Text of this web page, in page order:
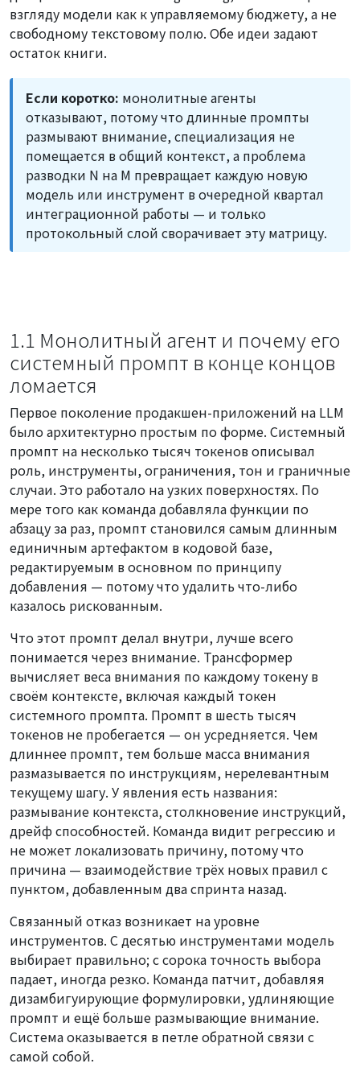
взгляду модели как к управляемому бюджету, а не
свободному текстовому полю. Обе идеи задают
остаток книги.
Если коротко: монолитные агенты
отказывают, потому что длинные промпты
размывают внимание, специализация не
помещается в общий контекст, а проблема
разводки N на M превращает каждую новую
модель или инструмент в очередной квартал
интеграционной работы — и только
протокольный слой сворачивает эту матрицу.
1.1 Монолитный агент и почему его
системный промпт в конце концов
ломается
Первое поколение продакшен-приложений на LLM
было архитектурно простым по форме. Системный
промпт на несколько тысяч токенов описывал
роль, инструменты, ограничения, тон и граничные
случаи. Это работало на узких поверхностях. По
мере того как команда добавляла функции по
абзацу за раз, промпт становился самым длинным
единичным артефактом в кодовой базе,
редактируемым в основном по принципу
добавления — потому что удалить что-либо
казалось рискованным.
Что этот промпт делал внутри, лучше всего
понимается через внимание. Трансформер
вычисляет веса внимания по каждому токену в
своём контексте, включая каждый токен
системного промпта. Промпт в шесть тысяч
токенов не пробегается — он усредняется. Чем
длиннее промпт, тем больше масса внимания
размазывается по инструкциям, нерелевантным
текущему шагу. У явления есть названия:
размывание контекста, столкновение инструкций,
дрейф способностей. Команда видит регрессию и
не может локализовать причину, потому что
причина — взаимодействие трёх новых правил с
пунктом, добавленным два спринта назад.
Связанный отказ возникает на уровне
инструментов. С десятью инструментами модель
выбирает правильно; с сорока точность выбора
падает, иногда резко. Команда патчит, добавляя
дизамбигуирующие формулировки, удлиняющие
промпт и ещё больше размывающие внимание.
Система оказывается в петле обратной связи с
самой собой.